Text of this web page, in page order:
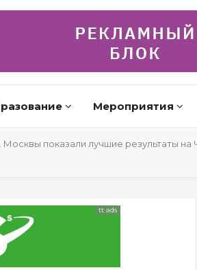
Мероприятия
показали лучшие результаты на
tt ads